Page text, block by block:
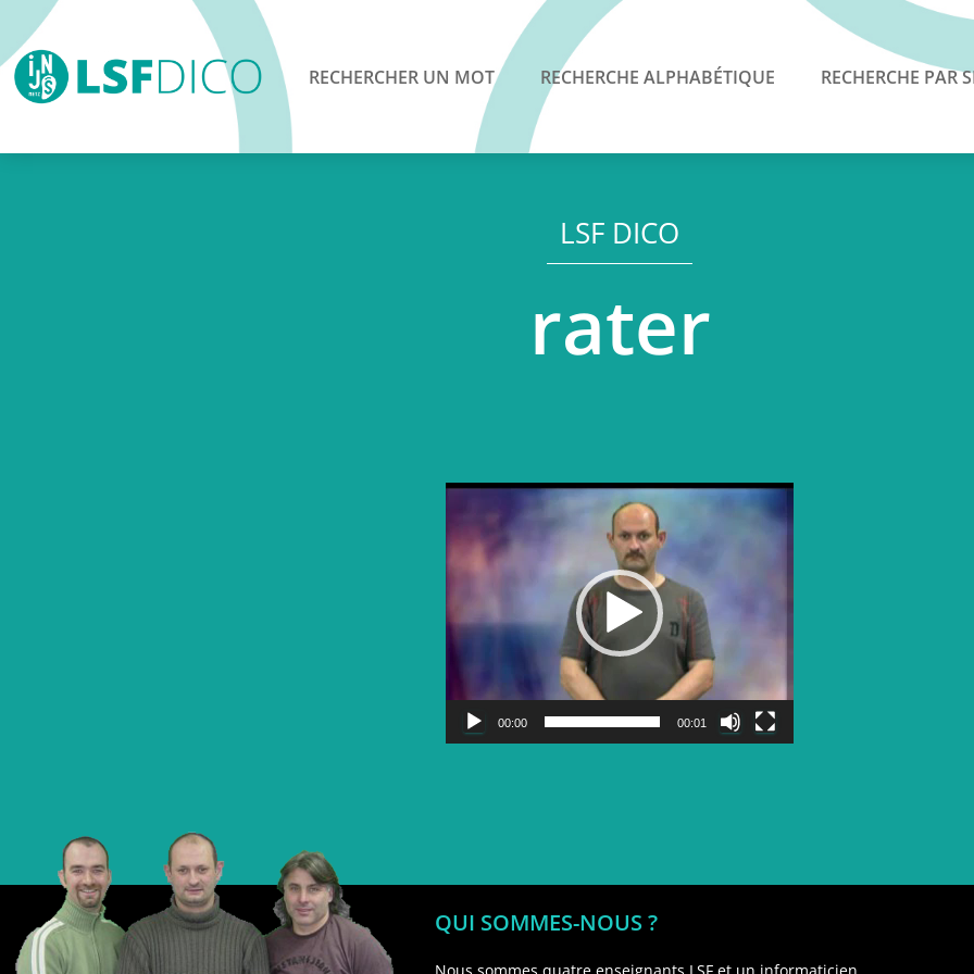
RECHERCHER UN MOT RECHERCHE ALPHABÉTIQUE RECHERCHE PAR
LSF DICO
rater
Lecteur
vidéo
00:00 00:01
QUI SOMMES-NOUS ?